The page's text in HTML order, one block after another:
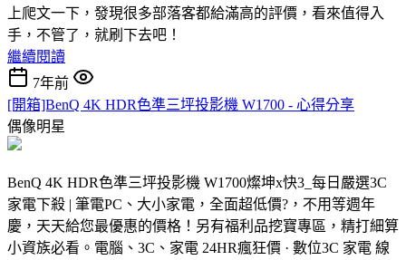
上爬文一下，發現很多部落客都給滿高的評價，看來值得入
手，不管了，就刷下去吧！
繼續閱讀
7年前
[開箱]BenQ 4K HDR色準三坪投影機 W1700 - 心得分享
偶像明星
BenQ 4K HDR色準三坪投影機 W1700燦坤x快3_每日嚴選3C
家電下殺 | 筆電PC、大小家電，全面超低價?，不用等週年
慶，天天給您最優惠的價格！另有福利品挖寶專區，精打細算
小資族必看。電腦、3C、家電 24HR瘋狂價 · 數位3C 家電 線